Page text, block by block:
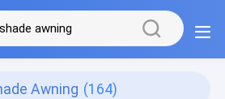
Awning (164)